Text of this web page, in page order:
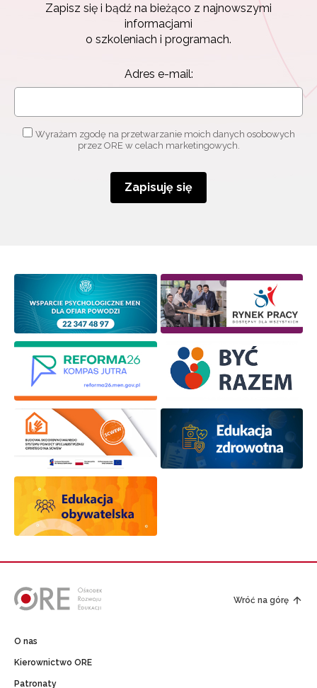
Zapisz się i bądź na bieżąco z najnowszymi
informacjami
o szkoleniach i programach.
Adres e-mail:
Wyrażam zgodę na przetwarzanie moich danych osobowych
przez ORE w celach marketingowych.
Zapisuję się
Wróć na górę
O nas
Kierownictwo ORE
Patronaty